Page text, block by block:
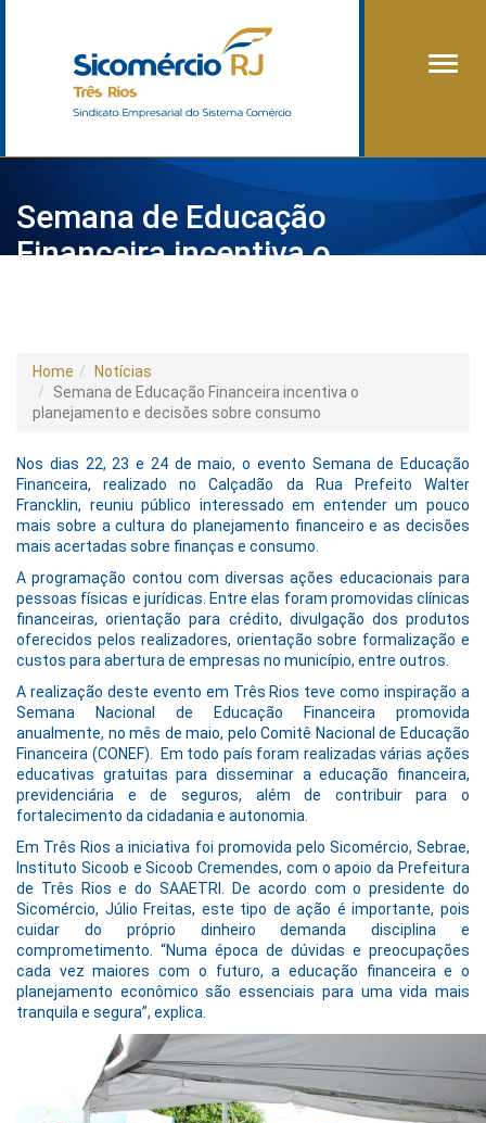
Semana de Educação
Financeira incentiva o
Home
Notícias
Semana de Educação Financeira incentiva o
planejamento e decisões sobre consumo
Nos dias 22, 23 e 24 de maio, o evento Semana de Educação
Financeira, realizado no Calçadão da Rua Prefeito Walter
Francklin, reuniu público interessado em entender um pouco
mais sobre a cultura do planejamento financeiro e as decisões
mais acertadas sobre finanças e consumo.
A programação contou com diversas ações educacionais para
pessoas físicas e jurídicas. Entre elas foram promovidas clínicas
financeiras, orientação para crédito, divulgação dos produtos
oferecidos pelos realizadores, orientação sobre formalização e
custos para abertura de empresas no município, entre outros.
A realização deste evento em Três Rios teve como inspiração a
Semana Nacional de Educação Financeira promovida
anualmente, no mês de maio, pelo Comitê Nacional de Educação
Financeira (CONEF). Em todo país foram realizadas várias ações
educativas gratuitas para disseminar a educação financeira,
previdenciária e de seguros, além de contribuir para o
fortalecimento da cidadania e autonomia.
Em Três Rios a iniciativa foi promovida pelo Sicomércio, Sebrae,
Instituto Sicoob e Sicoob Cremendes, com o apoio da Prefeitura
de Três Rios e do SAAETRI. De acordo com o presidente do
Sicomércio, Júlio Freitas, este tipo de ação é importante, pois
cuidar do próprio dinheiro demanda disciplina e
comprometimento. “Numa época de dúvidas e preocupações
cada vez maiores com o futuro, a educação financeira e o
planejamento econômico são essenciais para uma vida mais
tranquila e segura”, explica.